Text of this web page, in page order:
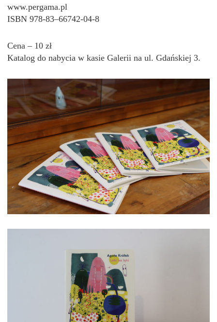
www.pergama.pl
ISBN 978-83–66742-04-8
Cena – 10 zł
Katalog do nabycia w kasie Galerii na ul. Gdańskiej 3.